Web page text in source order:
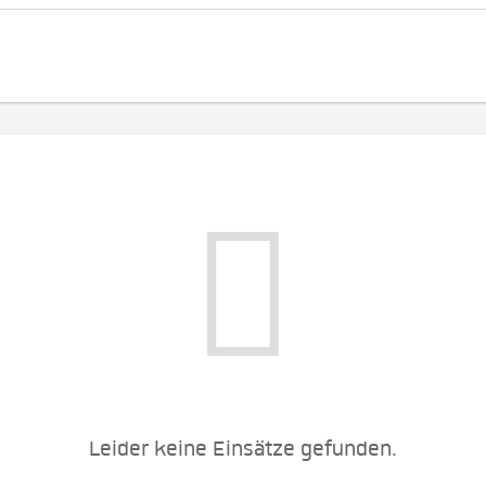
Leider keine Einsätze gefunden.